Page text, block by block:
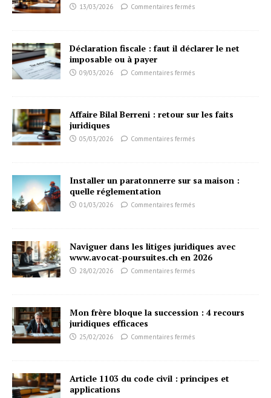
13/03/2026 Commentaires fermés
Déclaration fiscale : faut il déclarer le net
imposable ou à payer
09/03/2026 Commentaires fermés
Affaire Bilal Berreni : retour sur les faits
juridiques
05/03/2026 Commentaires fermés
Installer un paratonnerre sur sa maison :
quelle réglementation
01/03/2026 Commentaires fermés
Naviguer dans les litiges juridiques avec
www.avocat-poursuites.ch en 2026
28/02/2026 Commentaires fermés
Mon frère bloque la succession : 4 recours
juridiques efficaces
25/02/2026 Commentaires fermés
Article 1103 du code civil : principes et
applications